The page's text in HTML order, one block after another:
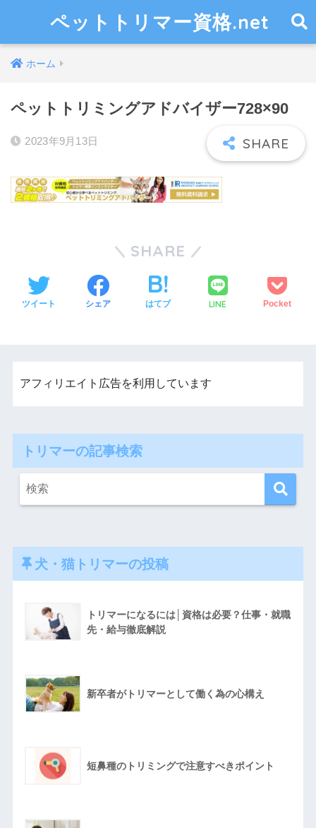
ペットトリマー資格.net
ホーム
ペットトリミングアドバイザー728×90
2023年9月13日
SHARE
ツイート シェア はてブ LINE Pocket
アフィリエイト広告を利用しています
トリマーの記事検索
犬・猫トリマーの投稿
トリマーになるには│資格は必要？仕事・就職
先・給与徹底解説
新卒者がトリマーとして働く為の心構え
短鼻種のトリミングで注意すべきポイント